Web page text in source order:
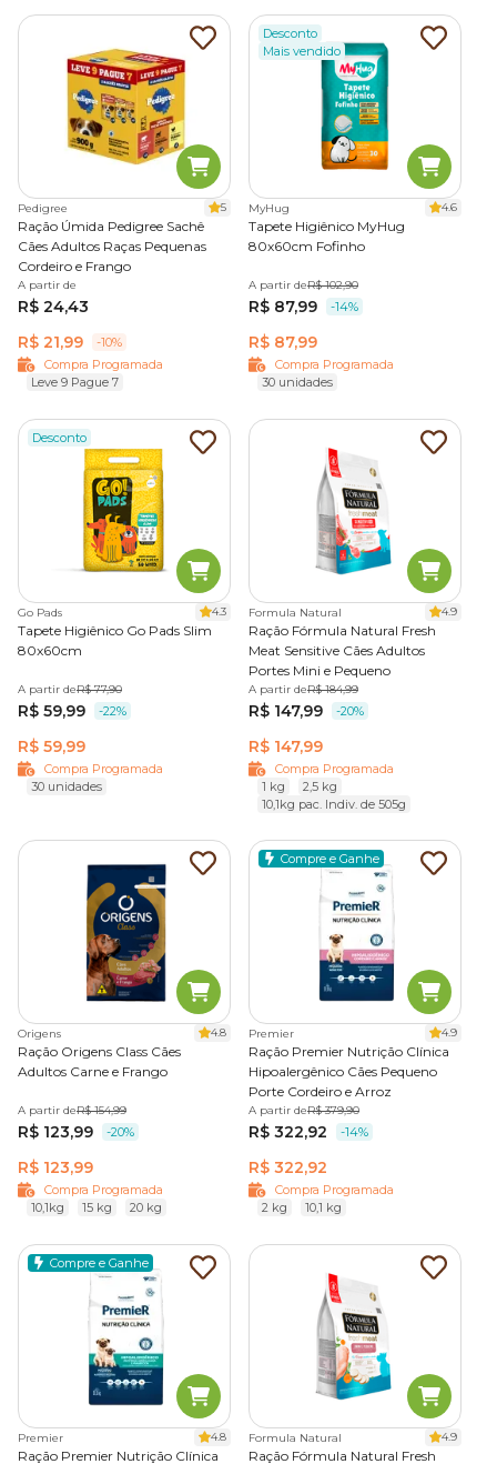
Pedigree 5
Ração Úmida Pedigree Sachê
Cães Adultos Raças Pequenas
Cordeiro e Frango
A partir de
R$ 24,43
R$ 21,99
-10%
Compra Programada
Leve 9 Pague 7
Desconto
Mais vendido
MyHug 4.6
Tapete Higiênico MyHug
80x60cm Fofinho
A partir deR$ 102,90
R$ 87,99 -14%
R$ 87,99
Compra Programada
30 unidades
Desconto
Go Pads 4.3
Tapete Higiênico Go Pads Slim
80x60cm
A partir deR$ 77,90
R$ 59,99 -22%
R$ 59,99
Compra Programada
30 unidades
Formula Natural 4.9
Ração Fórmula Natural Fresh
Meat Sensitive Cães Adultos
Portes Mini e Pequeno
A partir deR$ 184,99
R$ 147,99 -20%
R$ 147,99
Compra Programada
1 kg
2,5 kg
10,1kg pac. Indiv. de 505g
Origens 4.8
Ração Origens Class Cães
Adultos Carne e Frango
A partir deR$ 154,99
R$ 123,99 -20%
R$ 123,99
Compra Programada
10,1kg
15 kg 20 kg
Compre e Ganhe
Premier 4.9
Ração Premier Nutrição Clínica
Hipoalergênico Cães Pequeno
Porte Cordeiro e Arroz
A partir deR$ 379,90
R$ 322,92 -14%
R$ 322,92
Compra Programada
2 kg
10,1 kg
Compre e Ganhe
Premier 4.8
Ração Premier Nutrição Clínica
Formula Natural 4.9
Ração Fórmula Natural Fresh